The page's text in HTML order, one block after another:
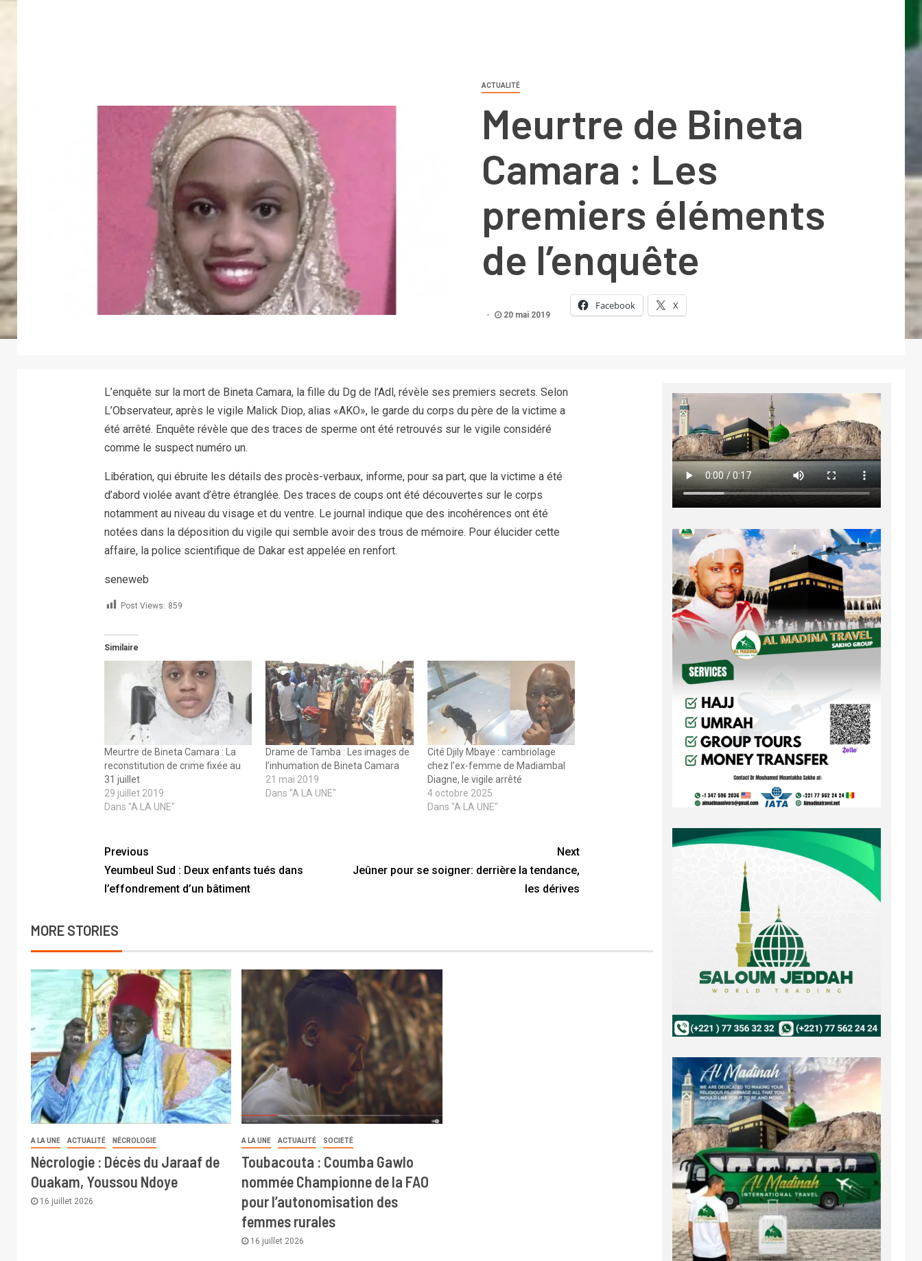
ACTUALITÉ
Meurtre de Bineta
Camara : Les
premiers éléments
de l’enquête
20 mai 2019
Facebook X
L’enquête sur la mort de Bineta Camara, la fille du Dg de l’Adl, révèle ses premiers secrets. Selon
L’Observateur, après le vigile Malick Diop, alias «AKO», le garde du corps du père de la victime a
été arrêté. Enquête révèle que des traces de sperme ont été retrouvés sur le vigile considéré
comme le suspect numéro un.
Libération, qui ébruite les détails des procès-verbaux, informe, pour sa part, que la victime a été
d’abord violée avant d’être étranglée. Des traces de coups ont été découvertes sur le corps
notamment au niveau du visage et du ventre. Le journal indique que des incohérences ont été
notées dans la déposition du vigile qui semble avoir des trous de mémoire. Pour élucider cette
affaire, la police scientifique de Dakar est appelée en renfort.
seneweb
Post Views: 859
Similaire
Meurtre de Bineta Camara : La
reconstitution de crime fixée au
31 juillet
29 juillet 2019
Dans "A LA UNE"
Drame de Tamba : Les images de
l’inhumation de Bineta Camara
21 mai 2019
Dans "A LA UNE"
Cité Djily Mbaye : cambriolage
chez l’ex-femme de Madiambal
Diagne, le vigile arrêté
4 octobre 2025
Dans "A LA UNE"
Previous
Yeumbeul Sud : Deux enfants tués dans
l’effondrement d’un bâtiment
Next
Jeûner pour se soigner: derrière la tendance,
les dérives
MORE STORIES
A LA UNE ACTUALITÉ NÉCROLOGIE
Nécrologie : Décès du Jaraaf de
Ouakam, Youssou Ndoye
16 juillet 2026
A LA UNE ACTUALITÉ SOCIETÉ
Toubacouta : Coumba Gawlo
nommée Championne de la FAO
pour l’autonomisation des
femmes rurales
16 juillet 2026